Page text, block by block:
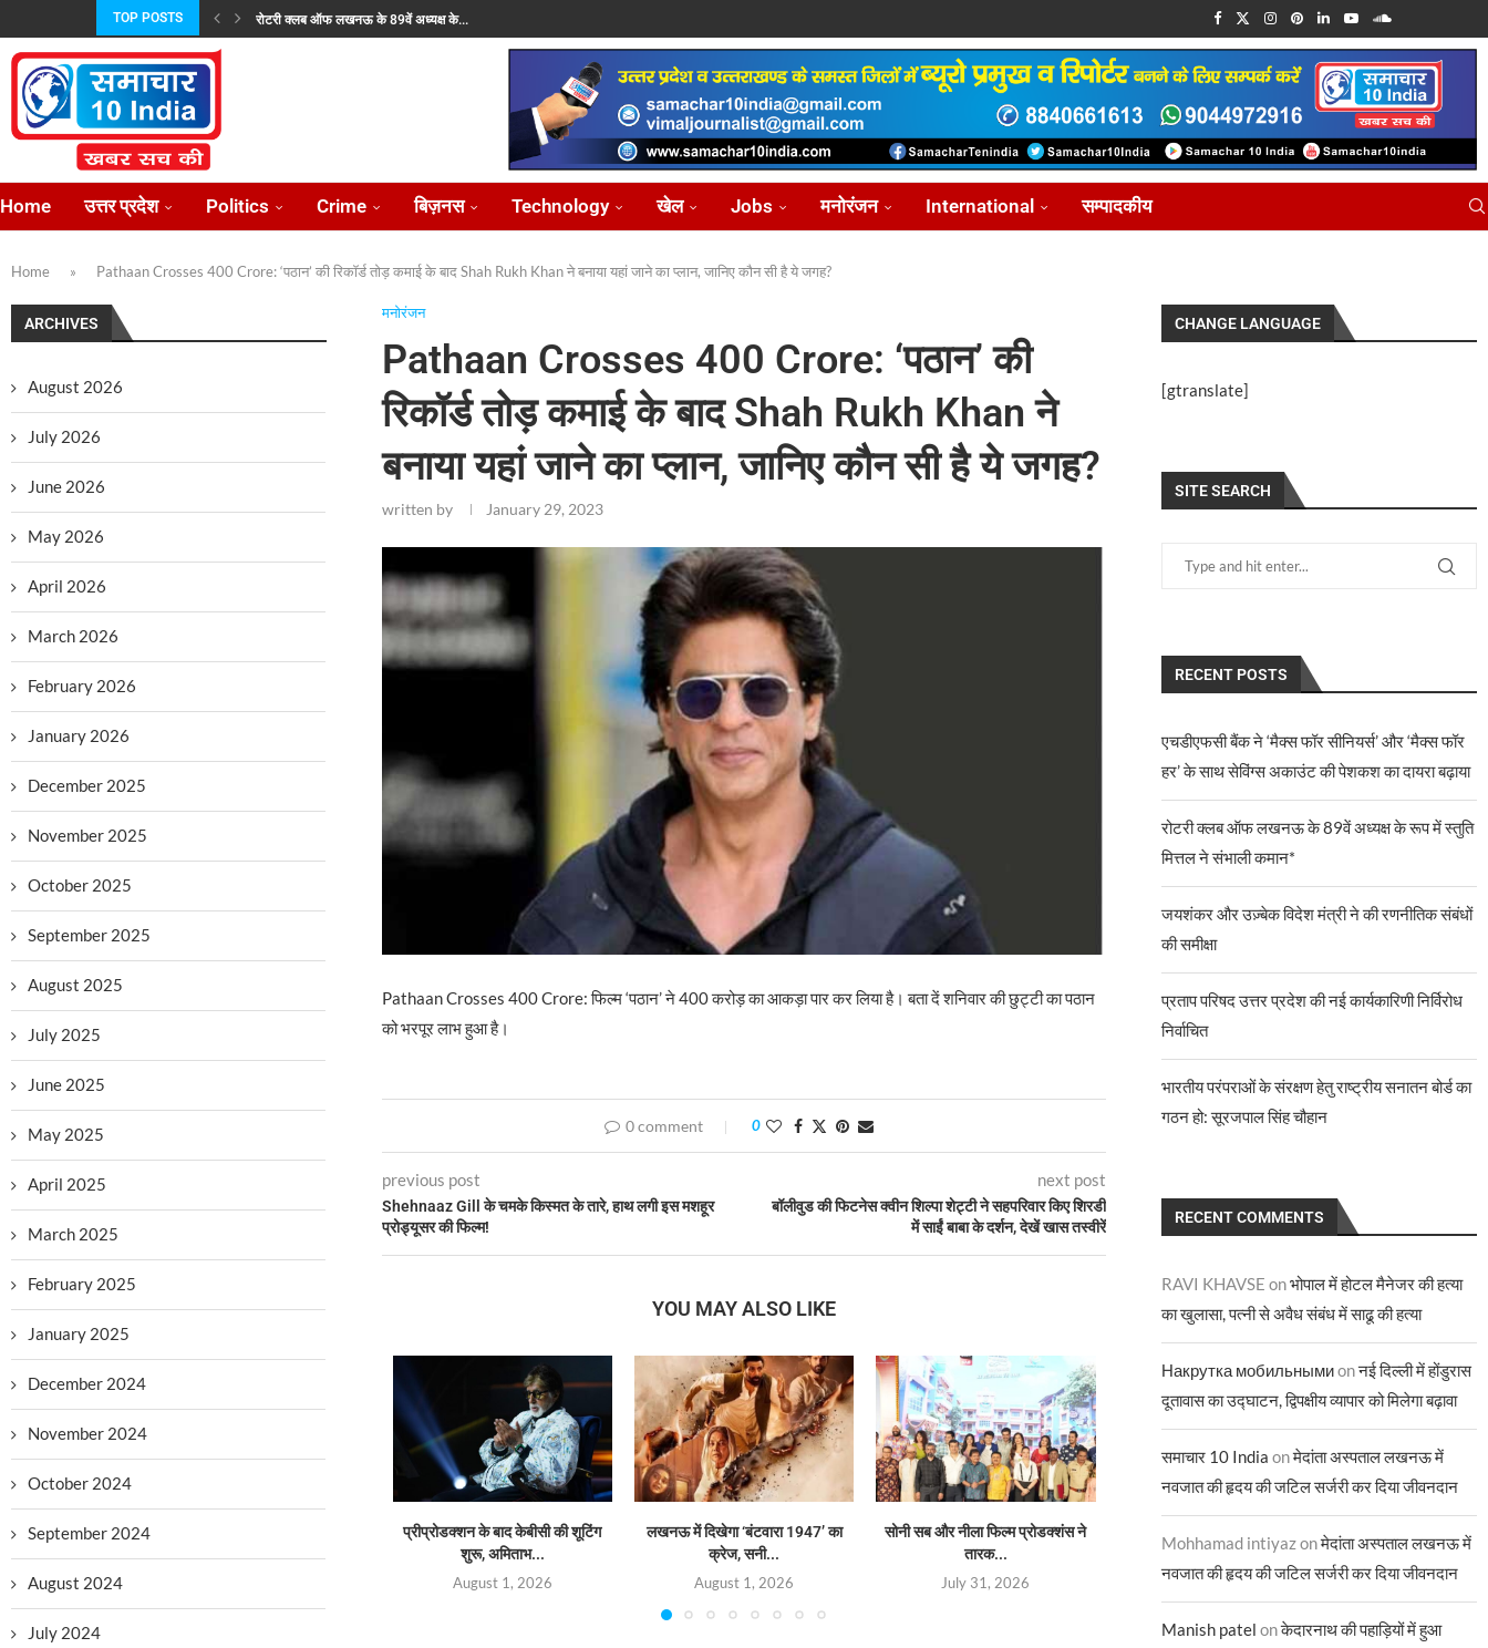
TOP POSTS रोटरी क्लब ऑफ लखनऊ के 89वें अध्यक्ष के...
Home उत्तर प्रदेश Politics Crime बिज़नस Technology खेल Jobs मनोरंजन International सम्पादकीय
Home » Pathaan Crosses 400 Crore: ‘पठान’ की रिकॉर्ड तोड़ कमाई के बाद Shah Rukh Khan ने बनाया यहां जाने का प्लान, जानिए कौन सी है ये जगह?
मनोरंजन
Pathaan Crosses 400 Crore: ‘पठान’ की
रिकॉर्ड तोड़ कमाई के बाद Shah Rukh Khan ने
बनाया यहां जाने का प्लान, जानिए कौन सी है ये जगह?
written by January 29, 2023
Pathaan Crosses 400 Crore: फिल्म ‘पठान’ ने 400 करोड़ का आकड़ा पार कर लिया है। बता दें शनिवार की छुट्टी का पठान
को भरपूर लाभ हुआ है।
0 comment 0
previous post
Shehnaaz Gill के चमके किस्मत के तारे, हाथ लगी इस मशहूर
प्रोड्यूसर की फिल्म!
next post
बॉलीवुड की फिटनेस क्वीन शिल्पा शेट्टी ने सहपरिवार किए शिरडी
में साईं बाबा के दर्शन, देखें खास तस्वीरें
YOU MAY ALSO LIKE
प्रीप्रोडक्शन के बाद केबीसी की शूटिंग
शुरू, अमिताभ...
August 1, 2026
लखनऊ में दिखेगा ‘बंटवारा 1947’ का
क्रेज, सनी...
August 1, 2026
सोनी सब और नीला फिल्म प्रोडक्शंस ने
तारक...
July 31, 2026
करिश्मा कपूर, जज, इंडियाज़ बेस्ट डांसर
सीज़न 5
July 29, 2026
ज्योतिर्मयी नायक
टेलीविज़न के
July 28,
CHANGE LANGUAGE
[gtranslate]
SITE SEARCH
RECENT POSTS
एचडीएफसी बैंक ने ‘मैक्स फॉर सीनियर्स’ और ‘मैक्स फॉर
हर’ के साथ सेविंग्स अकाउंट की पेशकश का दायरा बढ़ाया
रोटरी क्लब ऑफ लखनऊ के 89वें अध्यक्ष के रूप में स्तुति
मित्तल ने संभाली कमान*
जयशंकर और उज़्बेक विदेश मंत्री ने की रणनीतिक संबंधों
की समीक्षा
प्रताप परिषद उत्तर प्रदेश की नई कार्यकारिणी निर्विरोध
निर्वाचित
भारतीय परंपराओं के संरक्षण हेतु राष्ट्रीय सनातन बोर्ड का
गठन हो: सूरजपाल सिंह चौहान
RECENT COMMENTS
RAVI KHAVSE onभोपाल में होटल मैनेजर की हत्या
का खुलासा, पत्नी से अवैध संबंध में साढू की हत्या
Накрутка мобильнымиonनई दिल्ली में होंडुरास
दूतावास का उद्घाटन, द्विपक्षीय व्यापार को मिलेगा बढ़ावा
समाचार 10 India onमेदांता अस्पताल लखनऊ में
नवजात की हृदय की जटिल सर्जरी कर दिया जीवनदान
Mohhamad intiyazonमेदांता अस्पताल लखनऊ में
नवजात की हृदय की जटिल सर्जरी कर दिया जीवनदान
Manish patel onकेदारनाथ की पहाड़ियों में हुआ
ARCHIVES
August 2026
July 2026
June 2026
May 2026
April 2026
March 2026
February 2026
January 2026
December 2025
November 2025
October 2025
September 2025
August 2025
July 2025
June 2025
May 2025
April 2025
March 2025
February 2025
January 2025
December 2024
November 2024
October 2024
September 2024
August 2024
July 2024